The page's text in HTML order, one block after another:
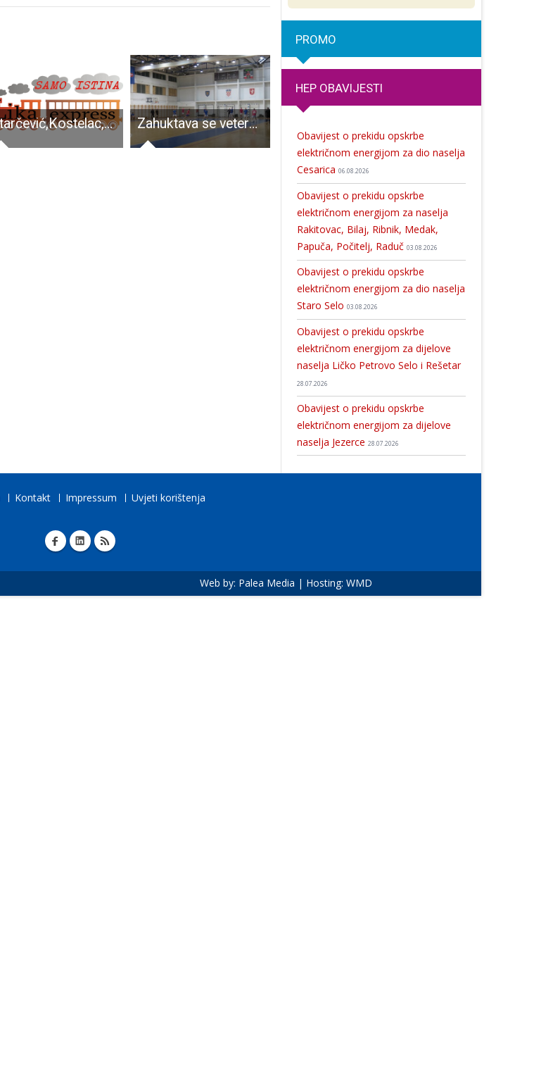
Starčević,Kostelac,Dabo i Kovač dali nedvojbenu podršku Tomislavu Kovačeviću!!!! Zahuktava se veteranska liga
PROMO
HEP OBAVIJESTI
Obavijest o prekidu opskrbe
električnom energijom za dio naselja
Cesarica 06.08.2026
Obavijest o prekidu opskrbe
električnom energijom za naselja
Rakitovac, Bilaj, Ribnik, Medak,
Papuča, Počitelj, Raduč 03.08.2026
Obavijest o prekidu opskrbe
električnom energijom za dio naselja
Staro Selo 03.08.2026
Obavijest o prekidu opskrbe
električnom energijom za dijelove
naselja Ličko Petrovo Selo i Rešetar
28.07.2026
Obavijest o prekidu opskrbe
električnom energijom za dijelove
naselja Jezerce 28.07.2026
Kontakt Impressum Uvjeti korištenja
Web by: Palea Media | Hosting: WMD